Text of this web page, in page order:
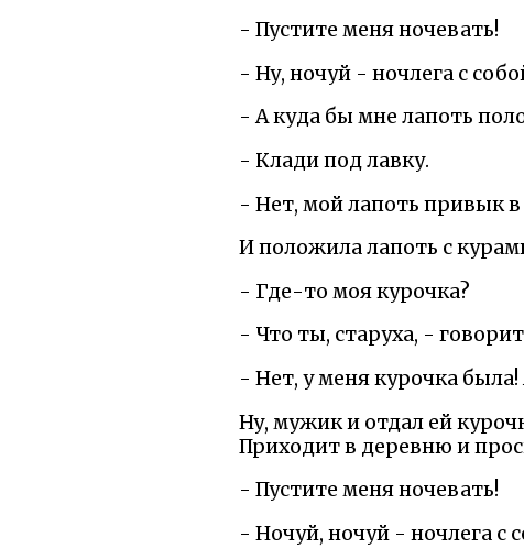
- Пустите меня ночевать!
- Ну, ночуй - ночлега с
- А куда бы мне лапоть
- Клади под лавку.
- Нет, мой лапоть привык в
И положила лапоть с
- Где-то моя курочка?
- Что ты, старуха, -
- Нет, у меня курочка была!
Ну, мужик и отдал ей
Приходит в деревню и
- Пустите меня ночевать!
- Ночуй, ночуй - ночлега с